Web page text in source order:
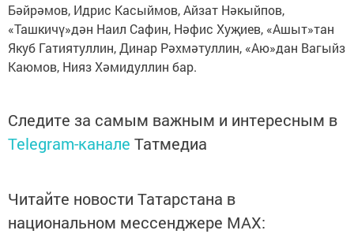
Бәйрәмов, Идрис Касыймов, Айзат Нәкыйпов,
«Ташкичү»дән Наил Сафин, Нәфис Хуҗиев, «Ашыт»тан
Якуб Гатиятуллин, Динар Рәхмәтуллин, «Аю»дан Вагыйз
Каюмов, Нияз Хәмидуллин бар.
Следите за самым важным и интересным в
Telegram-канале Татмедиа
Читайте новости Татарстана в
национальном мессенджере MАХ: